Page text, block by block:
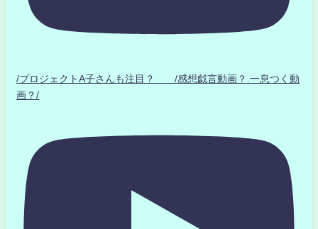
/プロジェクトA子さんも注目？ /感想戯言動画？.一息つく動
画？/